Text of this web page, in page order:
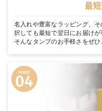
最
名入れや豊富なラッピング、
択しても最短で翌日にお届け
そんなタンプのお手軽さをぜひ